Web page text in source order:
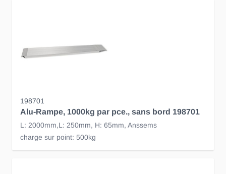
198701
Alu-Rampe, 1000kg par pce., sans bord 198701
L: 2000mm,L: 250mm, H: 65mm, Anssems
charge sur point: 500kg